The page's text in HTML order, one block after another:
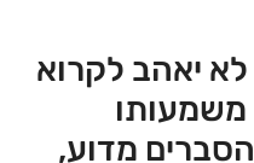
יאהב לקרוא
משמעותו
מדוע,